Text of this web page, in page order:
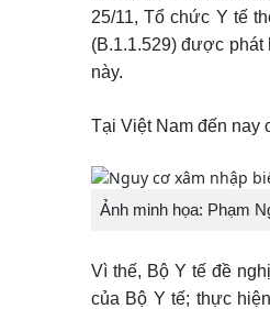
25/11, Tổ chức Y tế
(B.1.1.529) được phát
này.
Tại Việt Nam đến nay
Ảnh minh họa: Phạm
Vì thế, Bộ Y tế đề
của Bộ Y tế; thực